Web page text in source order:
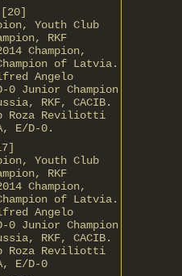
[20]
Youth Club
RKF
Champion,
of Latvia.
Angelo
0 Junior Champion
RKF, CACIB.
Roza Reviliotti
E/D-0.
Youth Club
RKF
Champion,
of Latvia.
Angelo
0 Junior Champion
RKF, CACIB.
Roza Reviliotti
E/D-0